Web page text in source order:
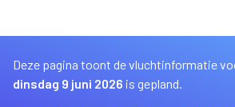
Deze pagina toont de vluchtinformatie
dinsdag 9 juni 2026 is gepland.